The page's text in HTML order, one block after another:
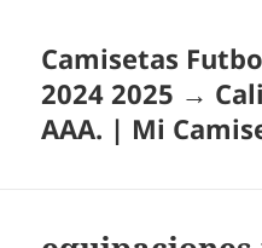
Camisetas
2024 2025 →
AAA. | Mi